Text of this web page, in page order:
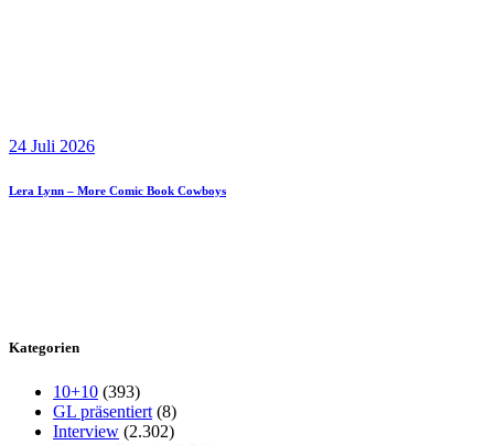
24 Juli 2026
Lera Lynn – More Comic Book Cowboys
Kategorien
10+10 (393)
GL präsentiert (8)
Interview (2.302)